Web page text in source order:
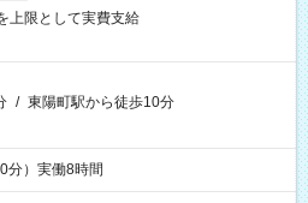
上限として実費支給
/ 東陽町駅から徒歩10分
分）実働8時間